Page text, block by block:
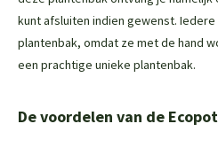
kunt afsluiten indien gewenst.
plantenbak, omdat ze met de hand
een prachtige unieke plantenbak.
De voordelen van de